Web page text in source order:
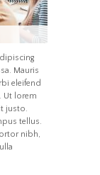
Mauris
eleifend
Ut lorem
justo.
tellus.
nibh,